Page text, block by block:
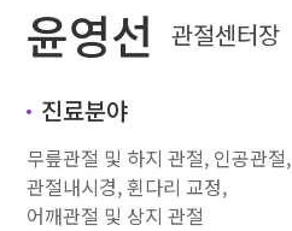
윤영선 관절센터장
진료분야
무릎관절 및 하지 관절, 인공관절,
관절내시경, 휜다리 교정,
어깨관절 및 상지 관절